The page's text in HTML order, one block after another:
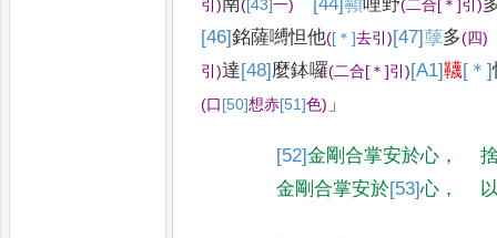
引)南([43]一) [44]𩕳哩野(二合[＊]引)
[46]銘薩嚩怛他([＊]去引)[47]𦽆多(四)
引)達[48] 麼鉢囉(二合[＊]引)[A1]韈[＊]
(口[50]想赤[51]色) 」
[52]金剛合掌安於心 ，
金剛合掌安於[53]心 ，